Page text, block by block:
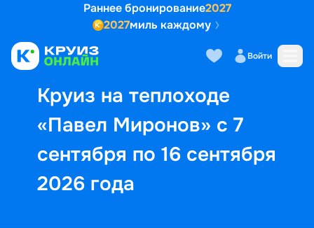
Раннее бронирование2027
2027миль каждому
Войти
Круиз на теплоходе
«Павел Миронов» с 7
сентября по 16 сентября
2026 года
Выбор кают Маршрут и